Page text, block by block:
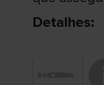
Detalhes: